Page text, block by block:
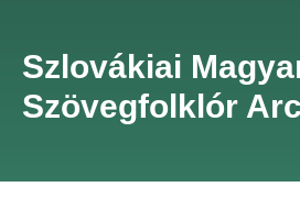
Szlovákiai
Szövegfolklór